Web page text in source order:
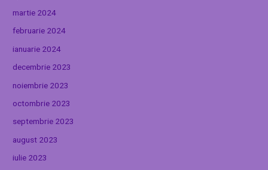
martie 2024
februarie 2024
ianuarie 2024
decembrie 2023
noiembrie 2023
octombrie 2023
septembrie 2023
august 2023
iulie 2023